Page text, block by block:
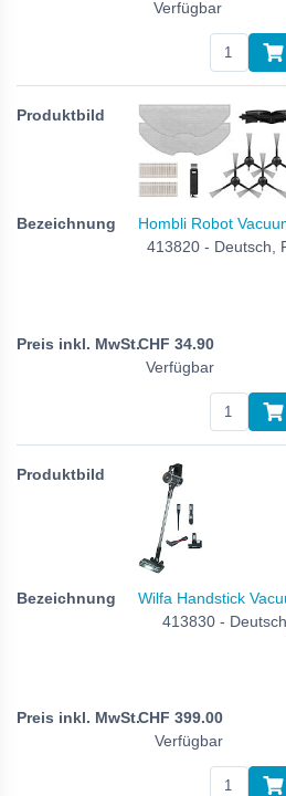
Verfügbar
Hombli Robot
413820 - Deutsch,
CHF 34.90
Verfügbar
Wilfa Handstick
413830 -
CHF 399.00
Verfügbar